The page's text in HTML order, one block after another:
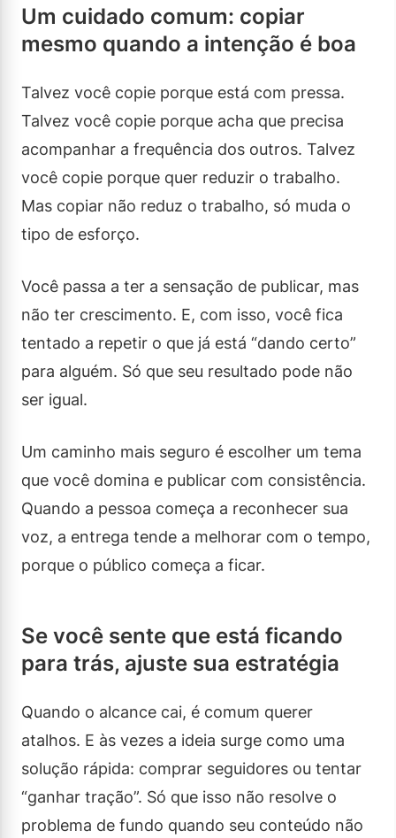
Um cuidado comum: copiar
mesmo quando a intenção é boa
Talvez você copie porque está com pressa.
Talvez você copie porque acha que precisa
acompanhar a frequência dos outros. Talvez
você copie porque quer reduzir o trabalho.
Mas copiar não reduz o trabalho, só muda o
tipo de esforço.
Você passa a ter a sensação de publicar, mas
não ter crescimento. E, com isso, você fica
tentado a repetir o que já está “dando certo”
para alguém. Só que seu resultado pode não
ser igual.
Um caminho mais seguro é escolher um tema
que você domina e publicar com consistência.
Quando a pessoa começa a reconhecer sua
voz, a entrega tende a melhorar com o tempo,
porque o público começa a ficar.
Se você sente que está ficando
para trás, ajuste sua estratégia
Quando o alcance cai, é comum querer
atalhos. E às vezes a ideia surge como uma
solução rápida: comprar seguidores ou tentar
“ganhar tração”. Só que isso não resolve o
problema de fundo quando seu conteúdo não